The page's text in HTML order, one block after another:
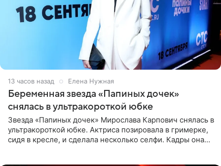
13 часов назад Елена Нужная
Беременная звезда «Папиных дочек»
снялась в ультракороткой юбке
Звезда «Папиных дочек» Мирослава Карпович снялась в
ультракороткой юбке. Актриса позировала в гримерке,
сидя в кресле, и сделала несколько селфи. Кадры она